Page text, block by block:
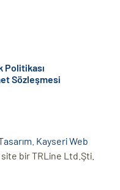
Politikası
Sözleşmesi
Kayseri Web
bir TRLine Ltd.Şti.